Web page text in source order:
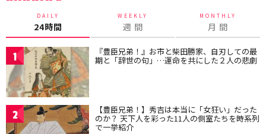
DAILY
24時間
WEEKLY
週 間
MONTHLY
月 間
1 『豊臣兄弟！』お市と柴田勝家、自刃しての最
期と「辞世の句」…運命を共にした２人の悲劇
2 【豊臣兄弟！】秀吉は本当に「女狂い」だった
のか？ 天下人を彩った11人の側室たちを時系列
で一挙紹介